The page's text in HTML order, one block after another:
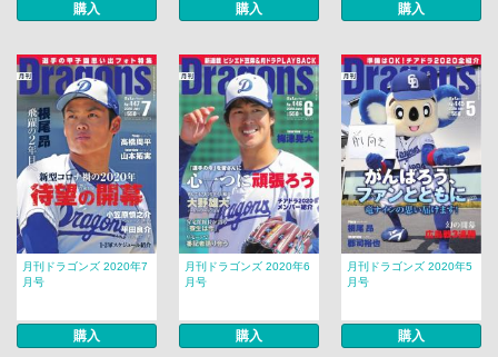
購入 購入 購入
月刊ドラゴンズ 2020年7
月号
購入
月刊ドラゴンズ 2020年6
月号
購入
月刊ドラゴンズ 2020年5
月号
購入